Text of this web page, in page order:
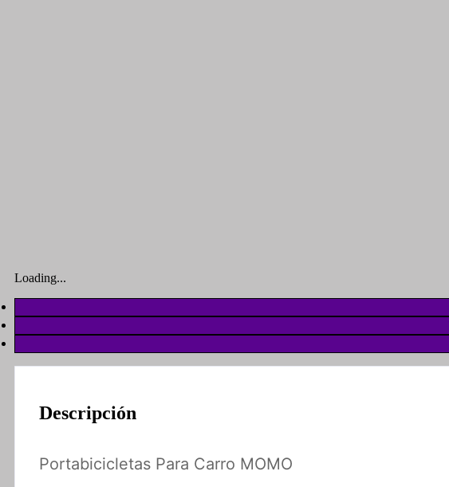
Loading...
Descripción
Portabicicletas Para Carro MOMO